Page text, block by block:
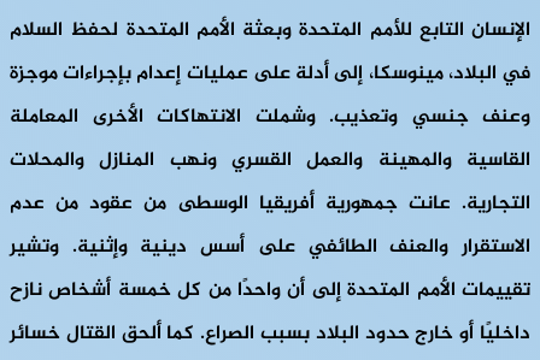
الإنسان التابع للأمم المتحدة وبعثة الأمم المتحدة لحفظ السلام
في البلاد، مينوسكا، إلى أدلة على عمليات إعدام بإجراءات موجزة
وعنف جنسي وتعذيب. وشملت الانتهاكات الأخرى المعاملة
القاسية والمهينة والعمل القسري ونهب المنازل والمحلات
التجارية. عانت جمهورية أفريقيا الوسطى من عقود من عدم
الاستقرار والعنف الطائفي على أسس دينية وإثنية. وتشير
تقييمات الأمم المتحدة إلى أن واحدًا من كل خمسة أشخاص نازح
داخليًا أو خارج حدود البلاد بسبب الصراع. كما ألحق القتال خسائر